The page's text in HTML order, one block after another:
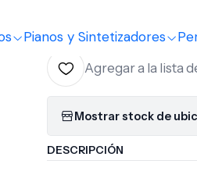
Pianos y Sintetizadores
Agregar a la lista
Mostrar stock de
DESCRIPCIÓN